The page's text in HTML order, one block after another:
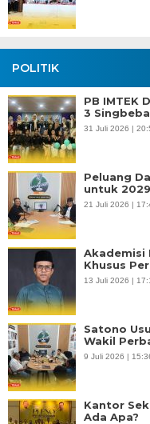
POLITIK
PB IMTEK
3
31 Juli 2026 |
Peluang
untuk 2029
21 Juli 2026 |
Akademisi
Khusus
13 Juli 2026 |
Satono
Wakil
9 Juli 2026 |
Kantor
Ada Apa?